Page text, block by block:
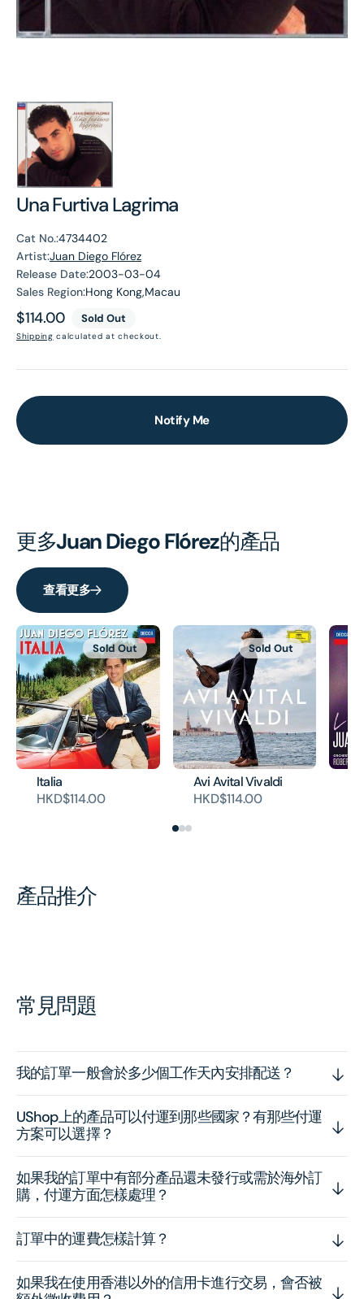
Una Furtiva Lagrima
Cat No.:4734402
Artist:Juan Diego Flórez
Release Date:2003-03-04
Sales Region:Hong Kong,Macau
Regular
price
$114.00 Sold Out
Shipping calculated at checkout.
Notify Me
更多Juan Diego Flórez的產品
查看更多
Italia
HKD$114.00
Sold Out
Avi Avital Vivaldi
HKD$114.00
Sold Out
產品推介
常見問題
我的訂單一般會於多少個工作天內安排配送？
UShop上的產品可以付運到那些國家？有那些付運
方案可以選擇？
如果我的訂單中有部分產品還未發行或需於海外訂
購，付運方面怎樣處理？
訂單中的運費怎樣計算？
如果我在使用香港以外的信用卡進行交易，會否被